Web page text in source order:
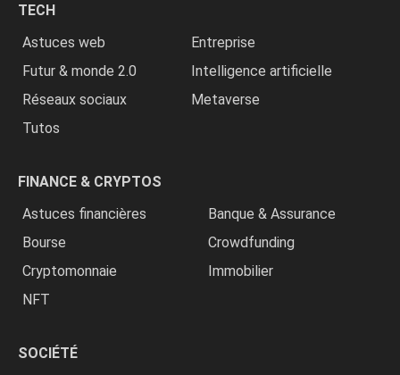
TECH
Astuces web
Entreprise
Futur & monde 2.0
Intelligence artificielle
Réseaux sociaux
Metaverse
Tutos
FINANCE & CRYPTOS
Astuces financières
Banque & Assurance
Bourse
Crowdfunding
Cryptomonnaie
Immobilier
NFT
SOCIÉTÉ